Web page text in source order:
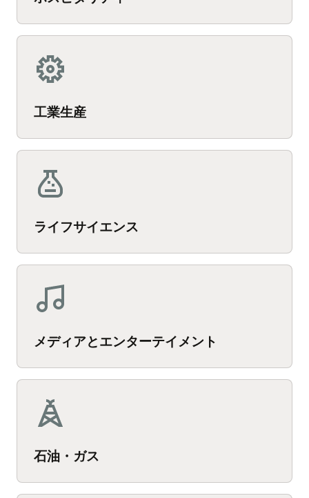
工業生産
ライフサイエンス
メディアとエンターテイメント
石油・ガス